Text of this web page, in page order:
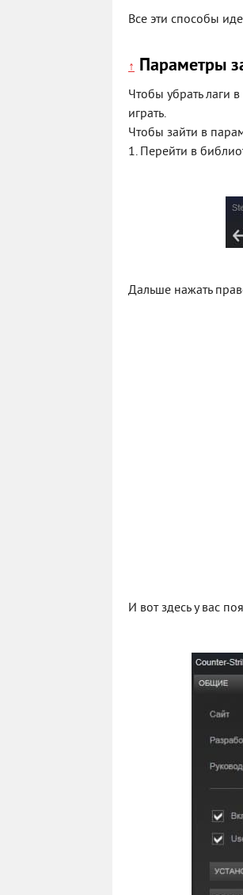
Все эти способы
↑ Параметры
Чтобы убрать лаги
играть.
Чтобы зайти в
1. Перейти в
Дальше нажать
И вот здесь у вас